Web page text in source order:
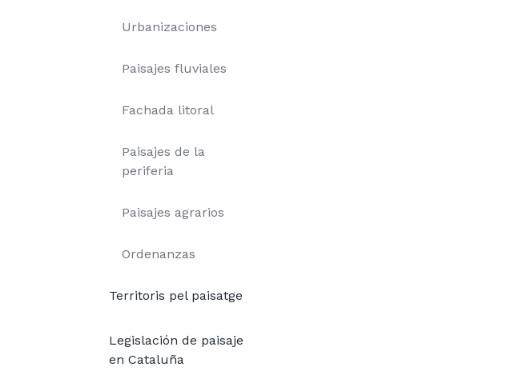
Urbanizaciones
Paisajes fluviales
Fachada litoral
Paisajes de la
periferia
Paisajes agrarios
Ordenanzas
Territoris pel paisatge
Legislación de paisaje
en Cataluña